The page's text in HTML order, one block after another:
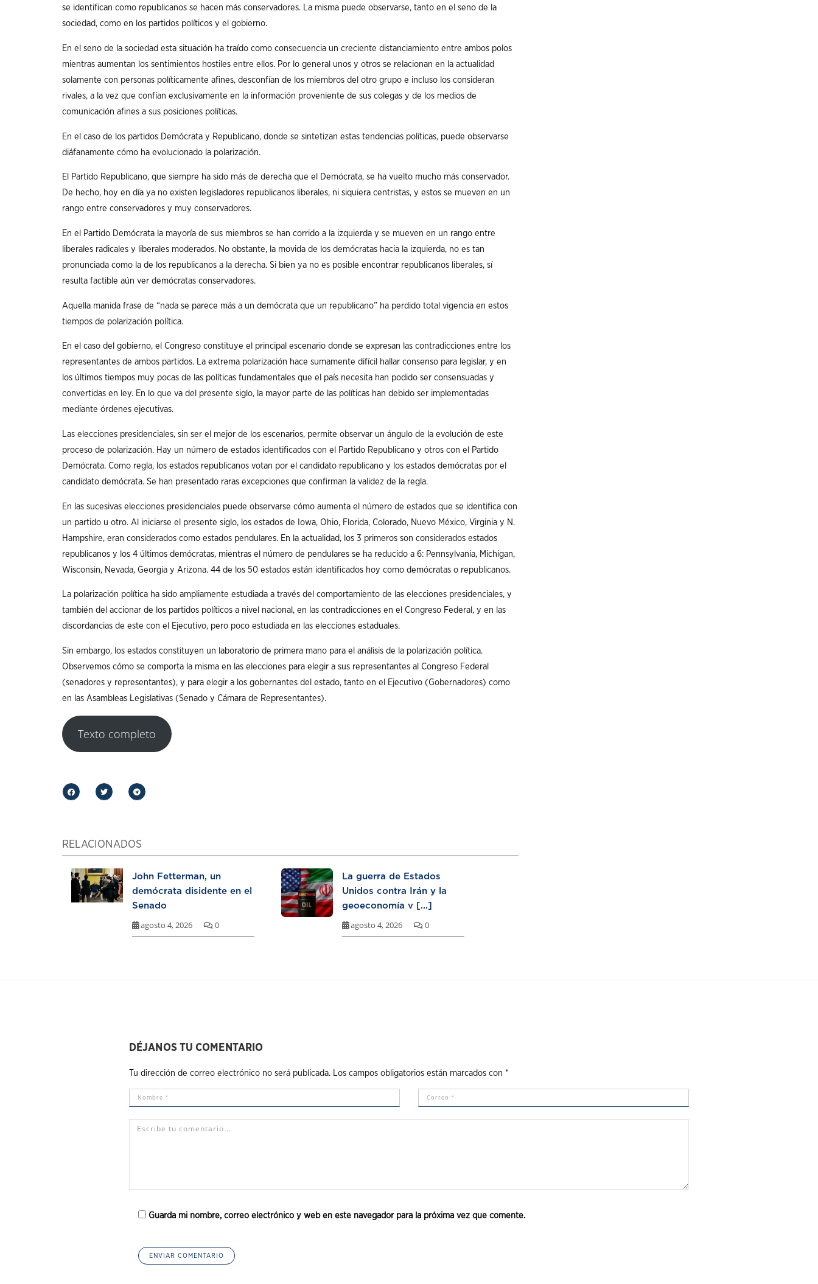
se identifican como republicanos se hacen más conservadores. La misma puede observarse, tanto en el seno de la
sociedad, como en los partidos políticos y el gobierno.
En el seno de la sociedad esta situación ha traído como consecuencia un creciente distanciamiento entre ambos polos
mientras aumentan los sentimientos hostiles entre ellos. Por lo general unos y otros se relacionan en la actualidad
solamente con personas políticamente afines, desconfían de los miembros del otro grupo e incluso los consideran
rivales, a la vez que confían exclusivamente en la información proveniente de sus colegas y de los medios de
comunicación afines a sus posiciones políticas.
En el caso de los partidos Demócrata y Republicano, donde se sintetizan estas tendencias políticas, puede observarse
diáfanamente cómo ha evolucionado la polarización.
El Partido Republicano, que siempre ha sido más de derecha que el Demócrata, se ha vuelto mucho más conservador.
De hecho, hoy en día ya no existen legisladores republicanos liberales, ni siquiera centristas, y estos se mueven en un
rango entre conservadores y muy conservadores.
En el Partido Demócrata la mayoría de sus miembros se han corrido a la izquierda y se mueven en un rango entre
liberales radicales y liberales moderados. No obstante, la movida de los demócratas hacia la izquierda, no es tan
pronunciada como la de los republicanos a la derecha. Si bien ya no es posible encontrar republicanos liberales, sí
resulta factible aún ver demócratas conservadores.
Aquella manida frase de “nada se parece más a un demócrata que un republicano” ha perdido total vigencia en estos
tiempos de polarización política.
En el caso del gobierno, el Congreso constituye el principal escenario donde se expresan las contradicciones entre los
representantes de ambos partidos. La extrema polarización hace sumamente difícil hallar consenso para legislar, y en
los últimos tiempos muy pocas de las políticas fundamentales que el país necesita han podido ser consensuadas y
convertidas en ley. En lo que va del presente siglo, la mayor parte de las políticas han debido ser implementadas
mediante órdenes ejecutivas.
Las elecciones presidenciales, sin ser el mejor de los escenarios, permite observar un ángulo de la evolución de este
proceso de polarización. Hay un número de estados identificados con el Partido Republicano y otros con el Partido
Demócrata. Como regla, los estados republicanos votan por el candidato republicano y los estados demócratas por el
candidato demócrata. Se han presentado raras excepciones que confirman la validez de la regla.
En las sucesivas elecciones presidenciales puede observarse cómo aumenta el número de estados que se identifica con
un partido u otro. Al iniciarse el presente siglo, los estados de Iowa, Ohio, Florida, Colorado, Nuevo México, Virginia y N.
Hampshire, eran considerados como estados pendulares. En la actualidad, los 3 primeros son considerados estados
republicanos y los 4 últimos demócratas, mientras el número de pendulares se ha reducido a 6: Pennsylvania, Michigan,
Wisconsin, Nevada, Georgia y Arizona. 44 de los 50 estados están identificados hoy como demócratas o republicanos.
La polarización política ha sido ampliamente estudiada a través del comportamiento de las elecciones presidenciales, y
también del accionar de los partidos políticos a nivel nacional, en las contradicciones en el Congreso Federal, y en las
discordancias de este con el Ejecutivo, pero poco estudiada en las elecciones estaduales.
Sin embargo, los estados constituyen un laboratorio de primera mano para el análisis de la polarización política.
Observemos cómo se comporta la misma en las elecciones para elegir a sus representantes al Congreso Federal
(senadores y representantes), y para elegir a los gobernantes del estado, tanto en el Ejecutivo (Gobernadores) como
en las Asambleas Legislativas (Senado y Cámara de Representantes).
Texto completo
RELACIONADOS
John Fetterman, un
demócrata disidente en el
Senado
agosto 4, 2026 0
La guerra de Estados
Unidos contra Irán y la
geoeconomía v [...]
agosto 4, 2026 0
DÉJANOS TU COMENTARIO
Tu dirección de correo electrónico no será publicada. Los campos obligatorios están marcados con *
Guarda mi nombre, correo electrónico y web en este navegador para la próxima vez que comente.